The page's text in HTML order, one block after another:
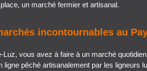
un marché fermier et artisanal.
incontournables au
vous avez à faire à un marché
ligne pêché artisanalement par les ligneurs